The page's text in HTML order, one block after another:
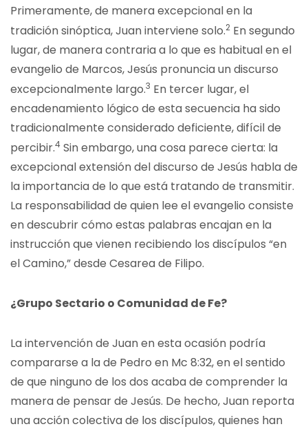
Primeramente, de manera excepcional en la
tradición sinóptica, Juan interviene solo.2 En segundo
lugar, de manera contraria a lo que es habitual en el
evangelio de Marcos, Jesús pronuncia un discurso
excepcionalmente largo.3 En tercer lugar, el
encadenamiento lógico de esta secuencia ha sido
tradicionalmente considerado deficiente, difícil de
percibir.4 Sin embargo, una cosa parece cierta: la
excepcional extensión del discurso de Jesús habla de
la importancia de lo que está tratando de transmitir.
La responsabilidad de quien lee el evangelio consiste
en descubrir cómo estas palabras encajan en la
instrucción que vienen recibiendo los discípulos “en
el Camino,” desde Cesarea de Filipo.
¿Grupo Sectario o Comunidad de Fe?
La intervención de Juan en esta ocasión podría
compararse a la de Pedro en Mc 8:32, en el sentido
de que ninguno de los dos acaba de comprender la
manera de pensar de Jesús. De hecho, Juan reporta
una acción colectiva de los discípulos, quienes han